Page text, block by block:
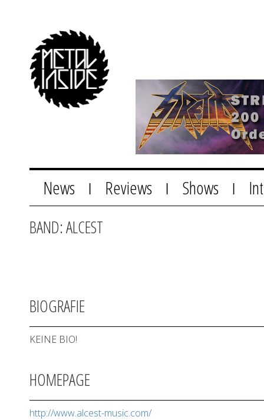
News Reviews Shows
BAND: ALCEST
BIOGRAFIE
KEINE BIO!
HOMEPAGE
http://www.alcest-music.com/